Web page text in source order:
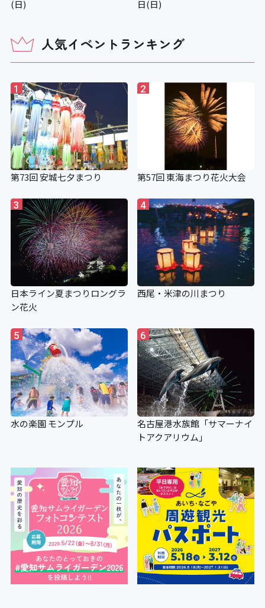
(日)
日(日)
人気イベントランキング
1
第73回 安城七夕まつり
2
第57回 東海まつり花火大会
3
日本ライン夏まつりロングラ
ン花火
4
西尾・米津の川まつり
5
水の楽園 モンプル
6
名古屋港水族館「サマーナイ
トアクアリウム」